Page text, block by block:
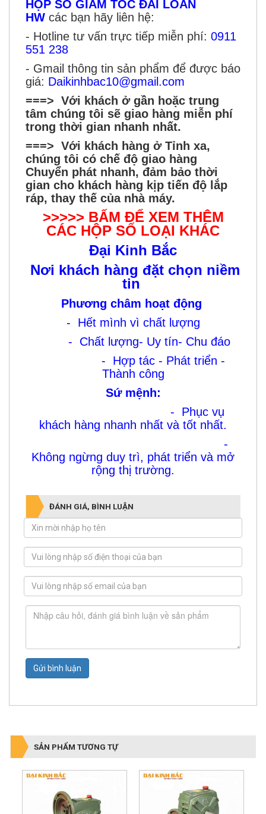
HỘP SỐ GIẢM TỐC ĐÀI LOAN
HW các bạn hãy liên hệ:
- Hotline tư vấn trực tiếp miễn phí: 0911
551 238
- Gmail thông tin sản phẩm để được báo
giá: Daikinhbac10@gmail.com
===> Với khách ở gần hoặc trung
tâm chúng tôi sẽ giao hàng miễn phí
trong thời gian nhanh nhất.
===> Với khách hàng ở Tỉnh xa,
chúng tôi có chế độ giao hàng
Chuyển phát nhanh, đảm bảo thời
gian cho khách hàng kịp tiến độ lắp
ráp, thay thế của nhà máy.
>>>>> BẤM ĐỂ XEM THÊM
CÁC HỘP SỐ LOẠI KHÁC
Đại Kinh Bắc
Nơi khách hàng đặt chọn niềm
tin
Phương châm hoạt động
- Hết mình vì chất lượng
- Chất lượng- Uy tín- Chu đáo
- Hợp tác - Phát triển -
Thành công
Sứ mệnh:
- Phục vụ
khách hàng nhanh nhất và tốt nhất.
-
Không ngừng duy trì, phát triển và mở
rộng thị trường.
ĐÁNH GIÁ, BÌNH LUẬN
Gửi bình luận
SẢN PHẨM TƯƠNG TỰ